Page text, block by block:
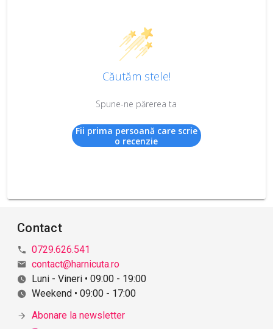
Căutăm stele!
Spune-ne părerea ta
Fii prima persoană care scrie
o recenzie
Contact
0729.626.541
contact@harnicuta.ro
Luni - Vineri • 09:00 - 19:00
Weekend • 09:00 - 17:00
Abonare la newsletter